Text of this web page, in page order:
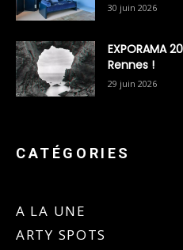
30 juin 2026
EXPORAMA
Rennes !
29 juin 2026
CATÉGORIES
A LA UNE
ARTY SPOTS